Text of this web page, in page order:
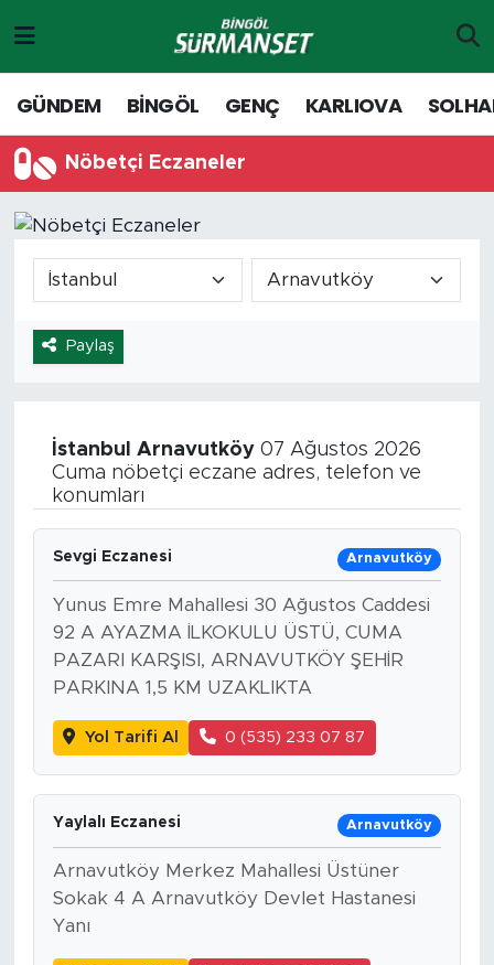
GÜNDEM BİNGÖL GENÇ KARLIOVA
Nöbetçi Eczaneler
Paylaş
İstanbul Arnavutköy07 Ağustos 2026
Cuma nöbetçi eczane adres, telefon ve
konumları
Sevgi Eczanesi Arnavutköy
Yunus Emre Mahallesi 30 Ağustos Caddesi
92 A AYAZMA İLKOKULU ÜSTÜ, CUMA
PAZARI KARŞISI, ARNAVUTKÖY ŞEHİR
PARKINA 1,5 KM UZAKLIKTA
Yol Tarifi Al 0 (535) 233 07 87
Yaylalı Eczanesi Arnavutköy
Arnavutköy Merkez Mahallesi Üstüner
Sokak 4 A Arnavutköy Devlet Hastanesi
Yanı
Genç
Solhan
Adaklı-Kiğı
Yayladere-Yedisu
Siyaset
Spor
Ekonomi
Hava Durumu
Tavz Der
Bingöl Kaza Haberleri
Merkez Hava Durumu
Merkez Trafik Yoğunluk Haritası
Tüm Manşetler
Son Dakika Haberleri